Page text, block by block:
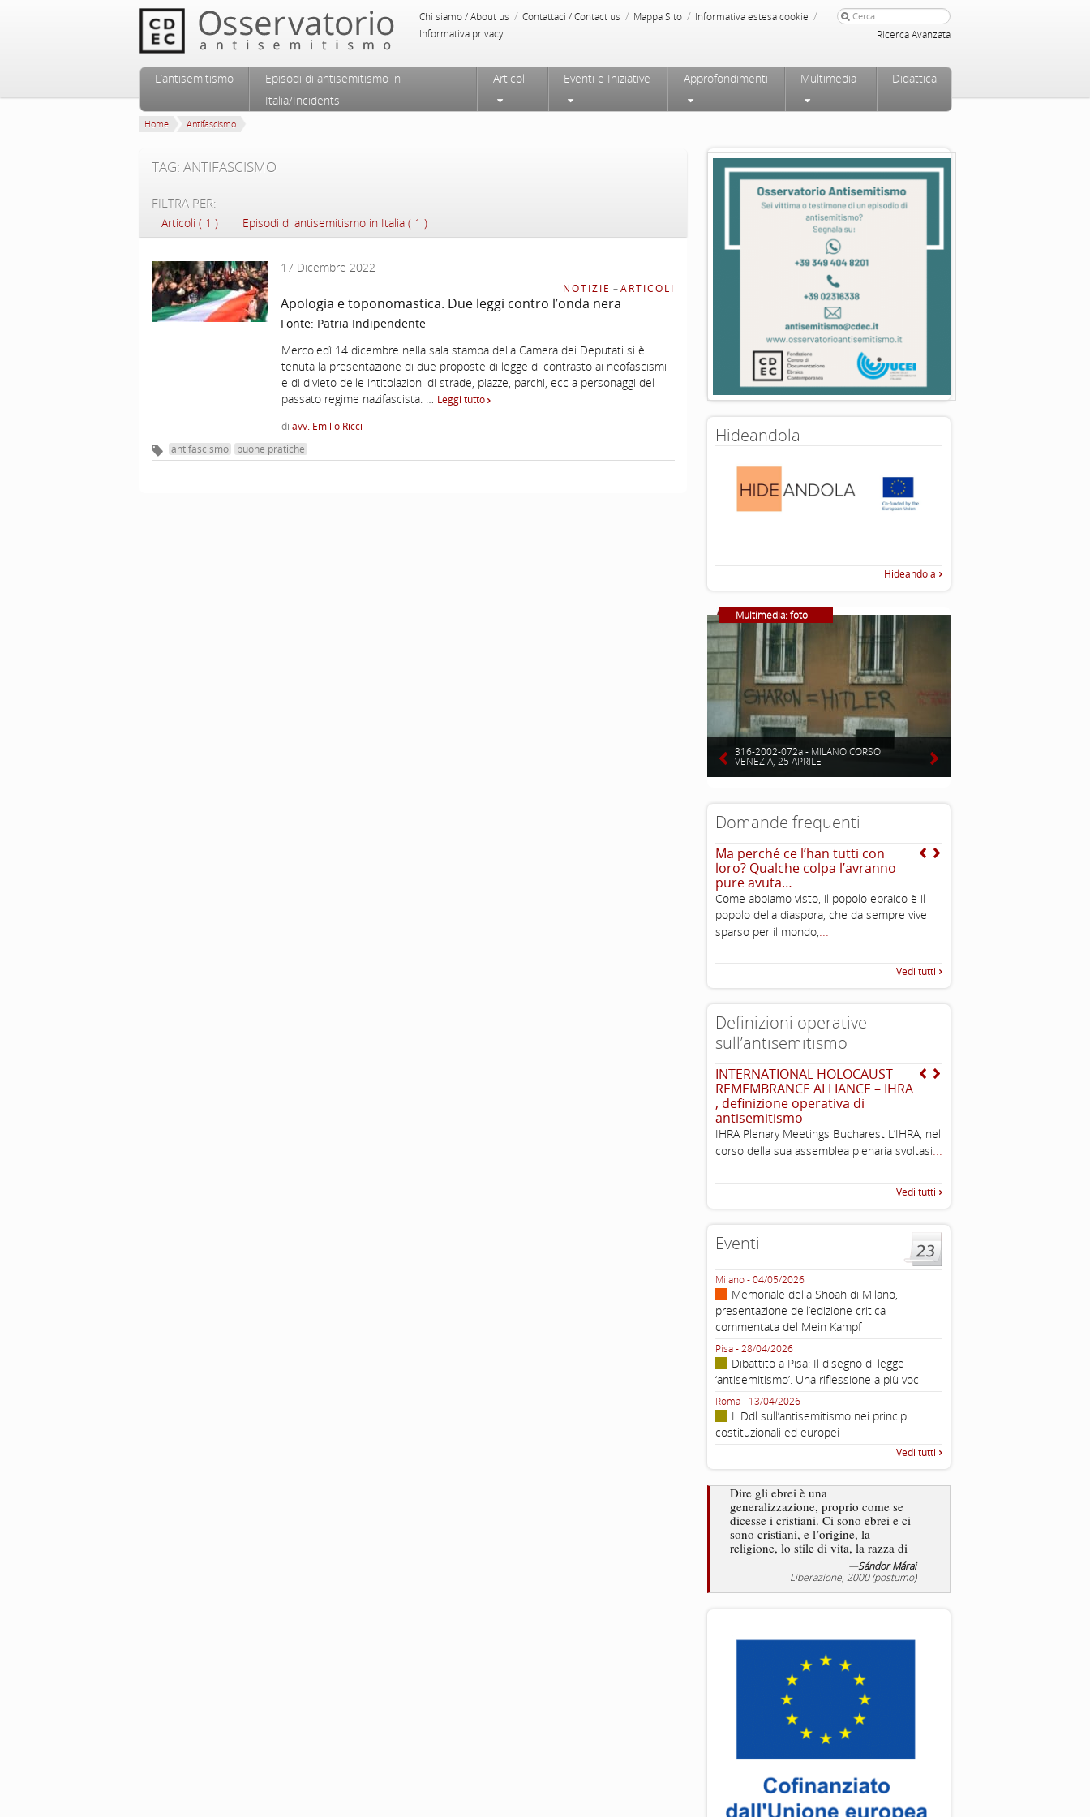
Chi siamo / About us / Contattaci / Contact us / Mappa Sito / Informativa estesa cookie /
Informativa privacy Ricerca Avanzata
Menu principale
Vai al contenuto principale
Vai al contenuto secondario
L’antisemitismo
Episodi di antisemitismo in
Italia/Incidents
Articoli Eventi e Iniziative Approfondimenti Multimedia Didattica
Home Antifascismo
TAG: ANTIFASCISMO
FILTRA PER:
Articoli ( 1 ) Episodi di antisemitismo in Italia ( 1 )
17 Dicembre 2022
NOTIZIE –ARTICOLI
Apologia e toponomastica. Due leggi contro l’onda nera
Fonte: Patria Indipendente
Mercoledì 14 dicembre nella sala stampa della Camera dei Deputati si è
tenuta la presentazione di due proposte di legge di contrasto ai neofascismi
e di divieto delle intitolazioni di strade, piazze, parchi, ecc a personaggi del
passato regime nazifascista. … Leggi tutto
di avv. Emilio Ricci
antifascismo buone pratiche
Hideandola
Hideandola
Multimedia: foto
316-2002-072a - MILANO CORSO
VENEZIA, 25 APRILE
Domande frequenti
Ma perché ce l’han tutti con
loro? Qualche colpa l’avranno
pure avuta…
Come abbiamo visto, il popolo ebraico è il
popolo della diaspora, che da sempre vive
sparso per il mondo,...
Vedi tutti
Definizioni operative
sull’antisemitismo
INTERNATIONAL HOLOCAUST
REMEMBRANCE ALLIANCE – IHRA
, definizione operativa di
antisemitismo
IHRA Plenary Meetings Bucharest L’IHRA, nel
corso della sua assemblea plenaria svoltasi...
Vedi tutti
Eventi
Milano - 04/05/2026
Memoriale della Shoah di Milano,
presentazione dell’edizione critica
commentata del Mein Kampf
Pisa - 28/04/2026
Dibattito a Pisa: Il disegno di legge
‘antisemitismo’. Una riflessione a più voci
Roma - 13/04/2026
Il Ddl sull’antisemitismo nei principi
costituzionali ed europei
Vedi tutti
Dire gli ebrei è una
generalizzazione, proprio come se
dicesse i cristiani. Ci sono ebrei e ci
sono cristiani, e l’origine, la
religione, lo stile di vita, la razza di
sicuro comportano tanti tratti...
—Sándor Márai
Liberazione, 2000 (postumo)